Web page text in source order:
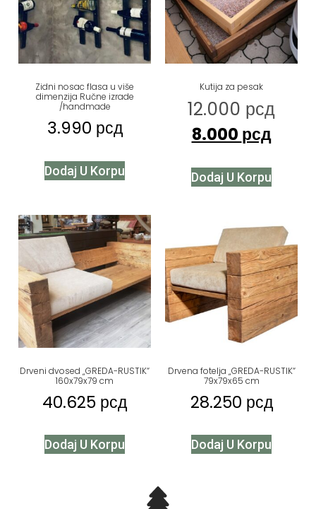
Zidni nosac flasa u više
dimenzija Ručne izrade
/handmade
3.990 рсд
Dodaj U Korpu
Kutija za pesak
12.000 рсд
8.000 рсд
Dodaj U Korpu
Drveni dvosed „GREDA-RUSTIK“
160x79x79 cm
40.625 рсд
Dodaj U Korpu
Drvena fotelja „GREDA-RUSTIK“
79x79x65 cm
28.250 рсд
Dodaj U Korpu